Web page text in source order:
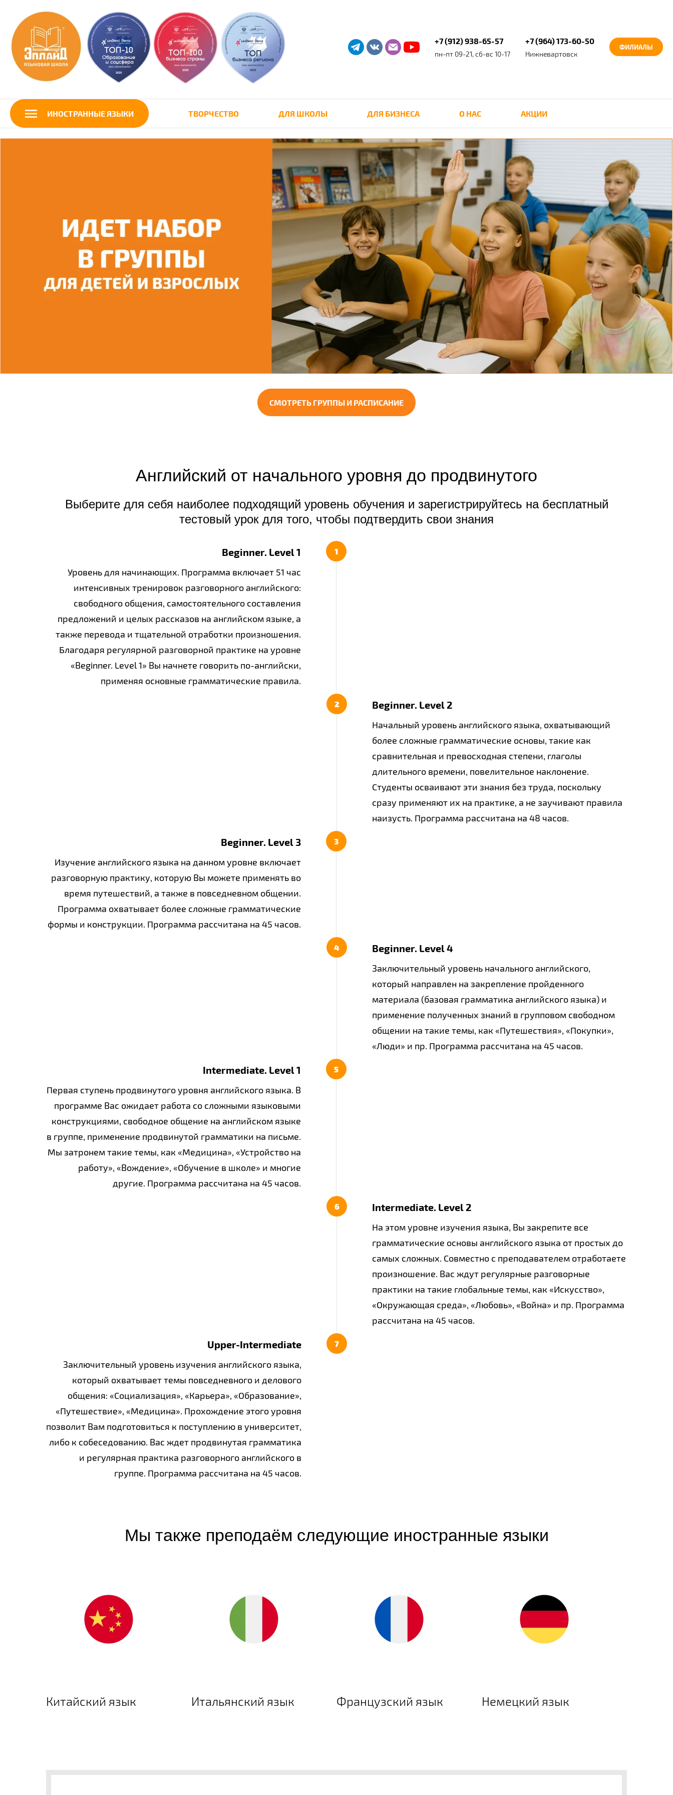
+7 (912) 938-65-57
пн-пт 09-21, сб-вс 10-17
+7 (964) 173-60-50
Нижневартовск
ФИЛИАЛЫ
ИНОСТРАННЫЕ ЯЗЫКИ ТВОРЧЕСТВО ДЛЯ ШКОЛЫ ДЛЯ БИЗНЕСА О НАС АКЦИИ
СМОТРЕТЬ ГРУППЫ И РАСПИСАНИЕ
Английский от начального уровня до продвинутого
Выберите для себя наиболее подходящий уровень обучения и зарегистрируйтесь на бесплатный
тестовый урок для того, чтобы подтвердить свои знания
Beginner. Level 1
Уровень для начинающих. Программа включает 51 час
интенсивных тренировок разговорного английского:
свободного общения, самостоятельного составления
предложений и целых рассказов на английском языке, а
также перевода и тщательной отработки произношения.
Благодаря регулярной разговорной практике на уровне
«Beginner. Level 1» Вы начнете говорить по-английски,
применяя основные грамматические правила.
Beginner.​ Level 2
Начальный уровень английского языка, охватывающий
более сложные грамматические основы, такие как
сравнительная и превосходная степени, глаголы
длительного времени, повелительное наклонение.
Студенты осваивают эти знания без труда, поскольку
сразу применяют их на практике, а не заучивают правила
наизусть. Программа рассчитана на 48 часов.
Beginner. ​Level 3
Изучение английского языка на данном уровне включает
разговорную практику, которую Вы можете применять во
время путешествий, а также в повседневном общении.
Программа охватывает более сложные грамматические
формы и конструкции. Программа рассчитана на 45 часов.
Beginner.​ Level 4
Заключительный уровень начального английского,
который направлен на закрепление пройденного
материала (базовая грамматика английского языка) и
применение полученных знаний в групповом свободном
общении на такие темы, как «Путешествия», «Покупки»,
«Люди» и пр.​ Программа рассчитана на 45 часов.
Intermediate. Level 1​
Первая ступень продвинутого уровня английского языка. В
программе Вас ожидает работа со сложными языковыми
конструкциями, свободное общение на английском языке
в группе, применение продвинутой грамматики на письме.
Мы затронем такие темы, как «Медицина», «Устройство на
работу», «Вождение», «Обучение в школе» и многие
другие. Программа рассчитана на 45 часов.​
Intermediate. Level 2​
На этом уровне изучения языка, Вы закрепите все
грамматические основы английского языка от простых до
самых сложных. Совместно с преподавателем отработаете
произношение. Вас ждут регулярные разговорные
практики на такие глобальные темы, как «Искусство»,
«Окружающая среда», «Любовь», «Война» и пр.​ Программа
рассчитана на 45 часов.
Upper-Intermediate​
Заключительный уровень изучения английского языка,
который охватывает темы повседневного и делового
общения: «Социализация», «Карьера», «Образование»,
«Путешествие», «Медицина». Прохождение этого уровня
позволит Вам подготовиться к поступлению в университет,
либо к собеседованию. Вас ждет продвинутая грамматика
и регулярная практика разговорного английского в
группе. Программа рассчитана на 45 часов.​
Мы также преподаём следующие иностранные языки
Китайский язык Итальянский язык Французский язык Немецкий язык